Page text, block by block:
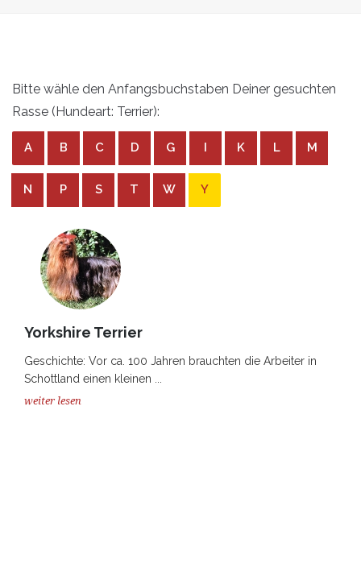
Bitte wähle den Anfangsbuchstaben Deiner gesuchten
Rasse (Hundeart: Terrier):
A B C D G I K L M
N P S T W Y
Yorkshire Terrier
Geschichte: Vor ca. 100 Jahren brauchten die Arbeiter in
Schottland einen kleinen ...
weiter lesen